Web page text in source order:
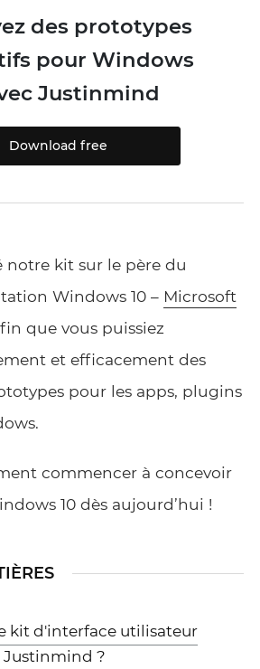
des prototypes
pour Windows
Justinmind
Download free
notre kit sur le père du
Windows 10 – Microsoft
que vous puissiez
et efficacement des
pour les apps, plugins
commencer à concevoir
10 dès aujourd’hui !
kit d'interface utilisateur
Justinmind ?